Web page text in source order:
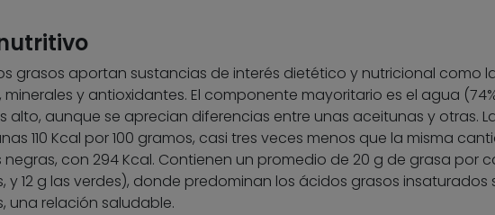
grasos aportan sustancias de interés dietético y nutricional como
minerales y antioxidantes. El componente mayoritario es el agua
alto, aunque se aprecian diferencias entre unas aceitunas y otras.
110 Kcal por 100 gramos, casi tres veces menos que la misma
con 294 Kcal. Contienen un promedio de 20 g de grasa por
y 12 g las verdes), donde predominan los ácidos grasos insaturados
una relación saludable.